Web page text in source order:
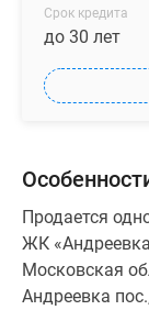
Срок кредита
до 30 лет
Продается
ЖК
Московская
Андреевка